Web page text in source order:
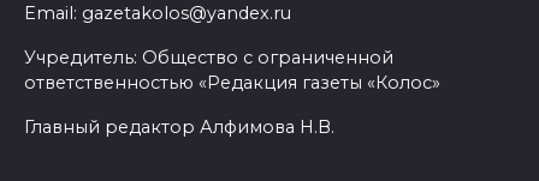
Email: gazetakolos@yandex.ru
Учредитель: Общество с ограниченной
ответственностью «Редакция газеты «Колос»
Главный редактор Алфимова Н.В.